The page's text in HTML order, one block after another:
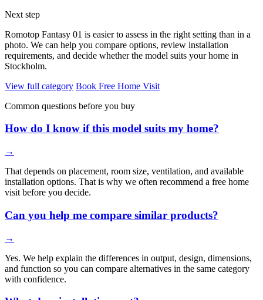
Next step
Romotop Fantasy 01 is easier to assess in the right setting than in a
photo. We can help you compare options, review installation
requirements, and decide whether the model suits your home in
Stockholm.
View full category Book Free Home Visit
Common questions before you buy
How do I know if this model suits my home?
→
That depends on placement, room size, ventilation, and available
installation options. That is why we often recommend a free home
visit before you decide.
Can you help me compare similar products?
→
Yes. We help explain the differences in output, design, dimensions,
and function so you can compare alternatives in the same category
with confidence.